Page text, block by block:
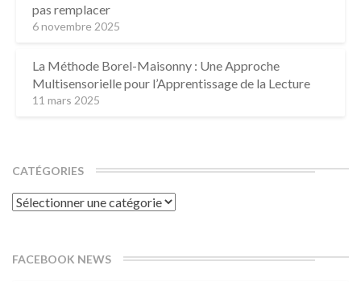
pas remplacer
6 novembre 2025
La Méthode Borel-Maisonny : Une Approche
Multisensorielle pour l’Apprentissage de la Lecture
11 mars 2025
CATÉGORIES
Catégories
FACEBOOK NEWS